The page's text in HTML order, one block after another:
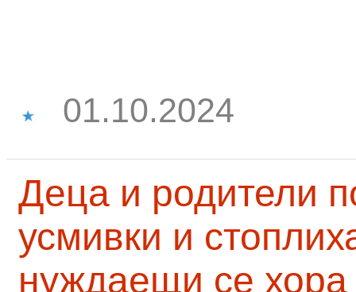
01.10.2024
Деца и родители
усмивки и
нуждаещи се